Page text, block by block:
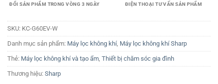
ĐỔI SẢN PHẨM TRONG VÒNG 3 NGÀY ĐIỆN THOẠI TƯ VẤN SẢN PHẨM
SKU: KC-G60EV-W
Danh mục sản phẩm: Máy lọc không khí, Máy lọc không khí Sharp
Thẻ: Máy lọc không khí và tạo ẩm, Thiết bị chăm sóc gia đình
Thương hiệu: Sharp